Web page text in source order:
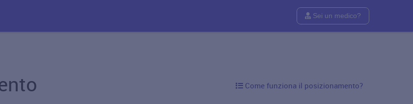
Sei un medico?
Come funziona il posizionamento?